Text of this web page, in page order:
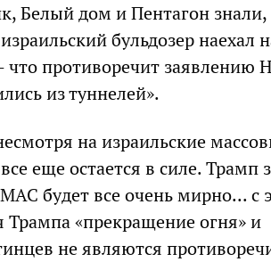
Белый дом и Пентагон знали,
бульдозер наехал
противоречит заявлению
из туннелей».
на израильские
еще остается в силе. Трамп
будет все очень мирно... с
Трампа «прекращение огня» и
не являются